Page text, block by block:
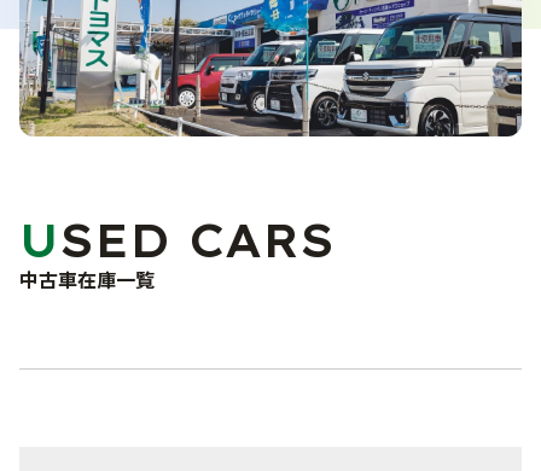
ご購入から納車まで
カーケア
車検
点検・一般修理
サポート
よくあるご質問
USED CARS
中古車在庫一覧